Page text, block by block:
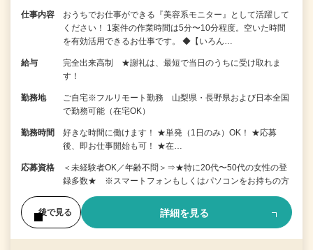
仕事内容
おうちでお仕事ができる『美容系モニター』として活躍して
ください！ 1案件の作業時間は5分〜10分程度。空いた時間
を有効活用できるお仕事です。 ◆【いろん…
給与
完全出来高制 ★謝礼は、最短で当日のうちに受け取れま
す！
勤務地
ご自宅※フルリモート勤務 山梨県・長野県および日本全国
で勤務可能（在宅OK）
勤務時間
好きな時間に働けます！ ★単発（1日のみ）OK！ ★応募
後、即お仕事開始も可！ ★在…
応募資格
＜未経験者OK／年齢不問＞⇒★特に20代〜50代の女性の登
録多数★ ※スマートフォンもしくはパソコンをお持ちの方
後で見る 詳細を見る